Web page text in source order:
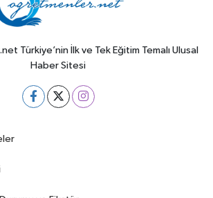
Türkiye’nin İlk ve Tek Eğitim Temalı Ulusal
Haber Sitesi